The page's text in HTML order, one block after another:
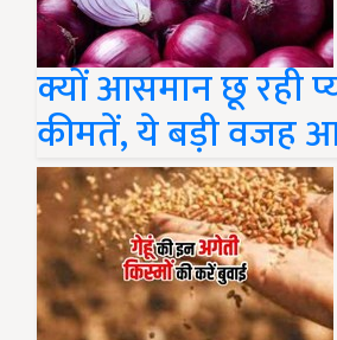
क्यों आसमान छू रही
कीमतें, ये बड़ी वजह